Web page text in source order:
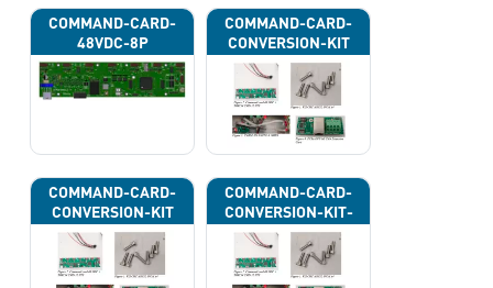
COMMAND-CARD-
48VDC-8P
COMMAND-CARD-
CONVERSION-KIT
COMMAND-CARD-
CONVERSION-KIT
COMMAND-CARD-
CONVERSION-KIT-
CAN